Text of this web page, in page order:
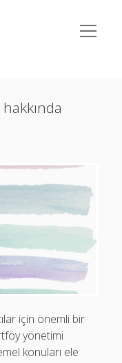
menüyü
aç
için önemli bir
yönetimi
konuları ele